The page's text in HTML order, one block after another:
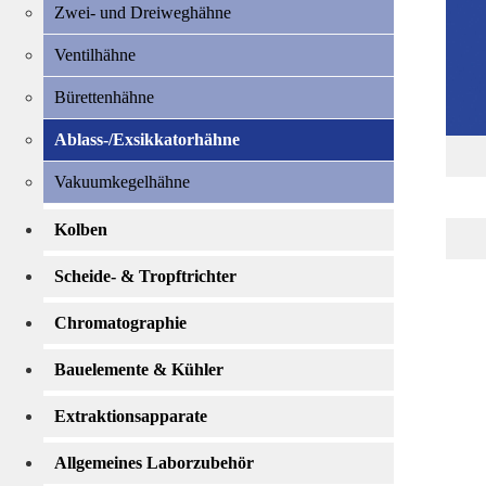
Zwei- und Dreiweghähne
Ventilhähne
Bürettenhähne
Ablass-/Exsikkatorhähne
Vakuumkegelhähne
Kolben
Scheide- & Tropftrichter
Chromatographie
Bauelemente & Kühler
Extraktionsapparate
Allgemeines Laborzubehör